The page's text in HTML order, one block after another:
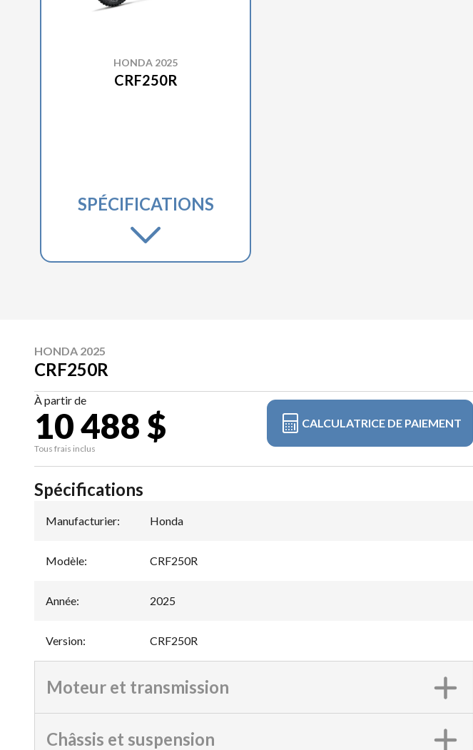
HONDA 2025
CRF250R
SPÉCIFICATIONS
HONDA 2025
CRF250R
À partir de
10 488 $
Tous frais inclus
CALCULATRICE DE PAIEMENT
Spécifications
Manufacturier: Honda
Modèle: CRF250R
Année: 2025
Version: CRF250R
Moteur et transmission
Châssis et suspension